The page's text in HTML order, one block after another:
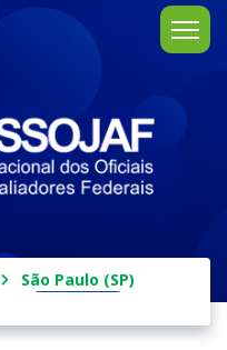
São Paulo (SP)